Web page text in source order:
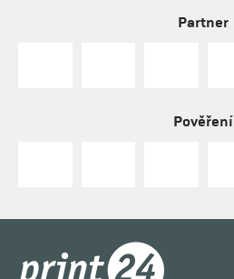
Partner
Pověření